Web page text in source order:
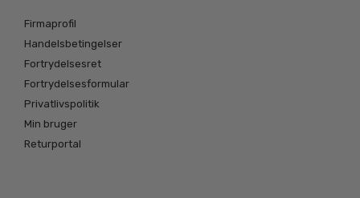
Firmaprofil
Handelsbetingelser
Fortrydelsesret
Fortrydelsesformular
Privatlivspolitik
Min bruger
Returportal